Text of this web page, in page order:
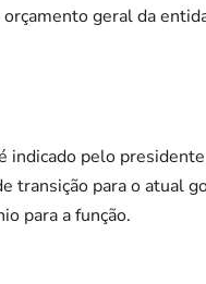
geral da
indicado pelo
transição para o atual
para a função.